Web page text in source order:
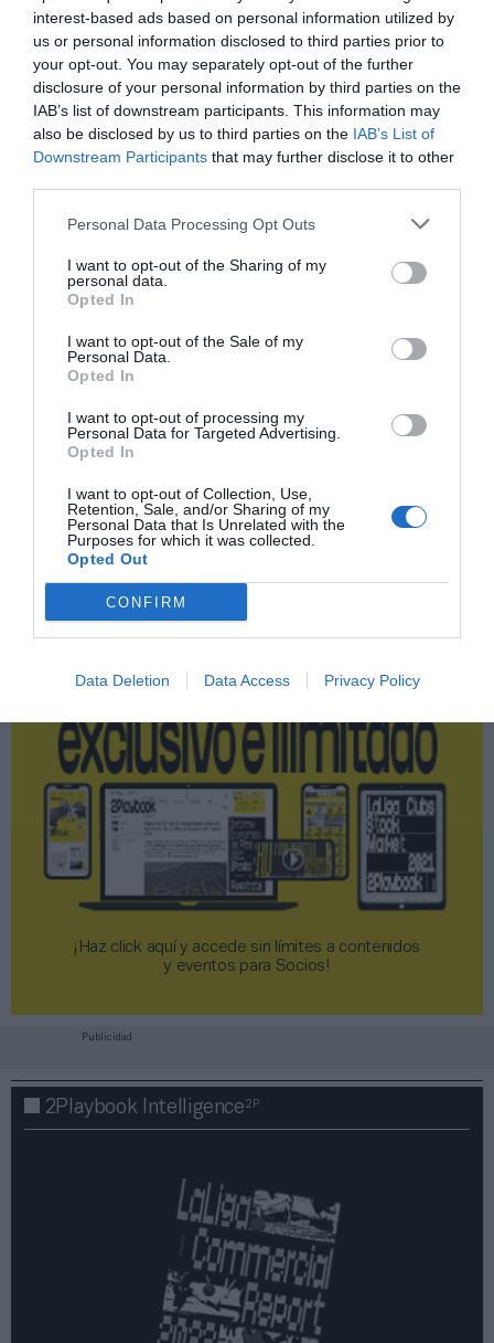
interest-based ads based on personal information utilized by
us or personal information disclosed to third parties prior to
your opt-out. You may separately opt-out of the further
disclosure of your personal information by third parties on the
IAB’s list of downstream participants. This information may
also be disclosed by us to third parties on the IAB’s List of
Downstream Participants that may further disclose it to other
Personal Data Processing Opt Outs
I want to opt-out of the Sharing of my
personal data.
Opted In
I want to opt-out of the Sale of my
Personal Data.
Opted In
I want to opt-out of processing my
Personal Data for Targeted Advertising.
Opted In
I want to opt-out of Collection, Use,
Retention, Sale, and/or Sharing of my
Personal Data that Is Unrelated with the
Purposes for which it was collected.
Opted Out
CONFIRM
Data Deletion Data Access Privacy Policy
Índex2P
Uefa
proyectos. Pueden utilizar hasta el 25% de la
financiación para cubrir los gastos de personal”, ha
avanzado el organismo.
Añadir2Playbookcomo fuente preferida de Google
de forma gratuita
Mantente informado con las últimas noticias de actualidad.
Compartir
Publicidad
2Playbook Club
¡Haz click aquí y accede sin límites a contenidos
y eventos para Socios!​​​​​​​
Publicidad
2Playbook Intelligence2P